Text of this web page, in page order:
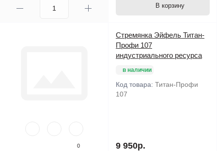
В корзину
0
Стремянка Эйфель Титан-
Профи 107
индустриального ресурса
в наличии
Код товара: Титан-Профи
107
9 950р.